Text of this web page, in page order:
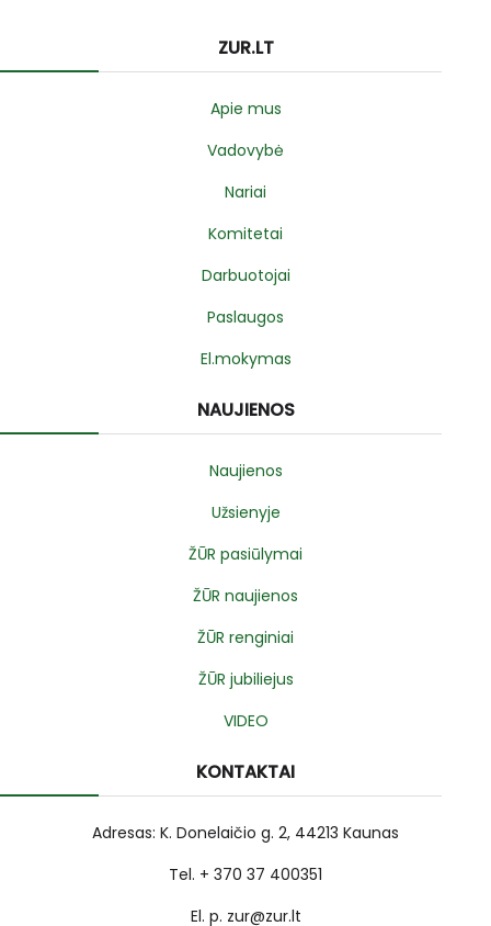
ZUR.LT
Apie mus
Vadovybė
Nariai
Komitetai
Darbuotojai
Paslaugos
El.mokymas
NAUJIENOS
Naujienos
Užsienyje
ŽŪR pasiūlymai
ŽŪR naujienos
ŽŪR renginiai
ŽŪR jubiliejus
VIDEO
KONTAKTAI
Adresas: K. Donelaičio g. 2, 44213 Kaunas
Tel. + 370 37 400351
El. p. zur@zur.lt